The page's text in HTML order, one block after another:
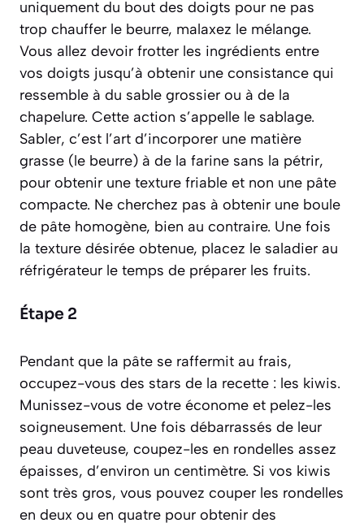
uniquement du bout des doigts pour ne pas
trop chauffer le beurre, malaxez le mélange.
Vous allez devoir frotter les ingrédients entre
vos doigts jusqu’à obtenir une consistance qui
ressemble à du sable grossier ou à de la
chapelure. Cette action s’appelle le sablage.
Sabler, c’est l’art d’incorporer une matière
grasse (le beurre) à de la farine sans la pétrir,
pour obtenir une texture friable et non une pâte
compacte. Ne cherchez pas à obtenir une boule
de pâte homogène, bien au contraire. Une fois
la texture désirée obtenue, placez le saladier au
réfrigérateur le temps de préparer les fruits.
Étape 2
Pendant que la pâte se raffermit au frais,
occupez-vous des stars de la recette : les kiwis.
Munissez-vous de votre économe et pelez-les
soigneusement. Une fois débarrassés de leur
peau duveteuse, coupez-les en rondelles assez
épaisses, d’environ un centimètre. Si vos kiwis
sont très gros, vous pouvez couper les rondelles
en deux ou en quatre pour obtenir des